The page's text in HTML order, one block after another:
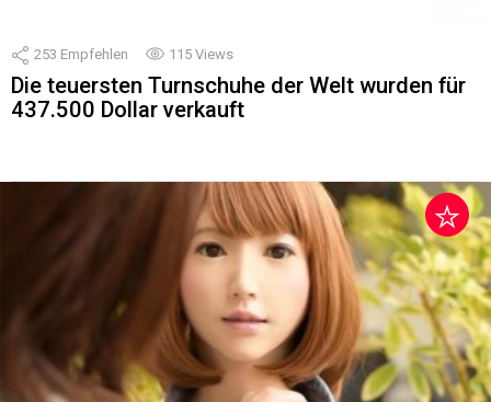
253 Empfehlen 115 Views
Die teuersten Turnschuhe der Welt wurden für
437.500 Dollar verkauft